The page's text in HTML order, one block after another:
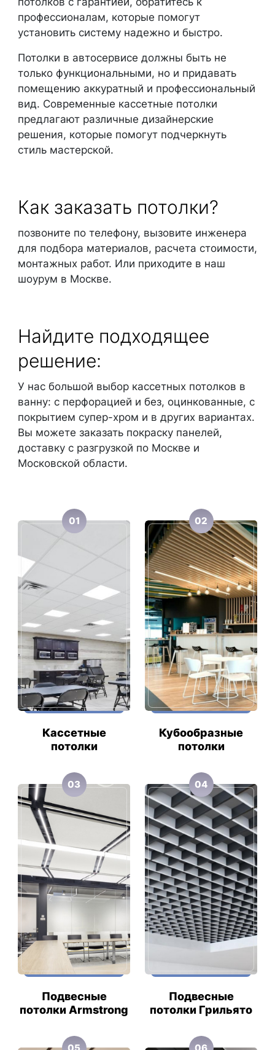
профессионалам, которые помогут
установить систему надежно и быстро.
Потолки в автосервисе должны быть не
только функциональными, но и придавать
помещению аккуратный и профессиональный
вид. Современные кассетные потолки
предлагают различные дизайнерские
решения, которые помогут подчеркнуть
стиль мастерской.
Как заказать потолки?
позвоните по телефону, вызовите инженера
для подбора материалов, расчета стоимости,
монтажных работ. Или приходите в наш
шоурум в Москве.
Найдите подходящее
решение:
У нас большой выбор кассетных потолков в
ванну: с перфорацией и без, оцинкованные, с
покрытием супер-хром и в других вариантах.
Вы можете заказать покраску панелей,
доставку с разгрузкой по Москве и
Московской области.
01
Кассетные
потолки
02
Кубообразные
потолки
03
Подвесные
потолки Armstrong
04
Подвесные
потолки Грильято